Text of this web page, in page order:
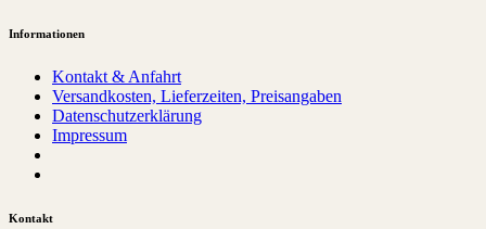
Informationen
Kontakt & Anfahrt
Versandkosten, Lieferzeiten, Preisangaben
Datenschutzerklärung
Impressum
Kontakt